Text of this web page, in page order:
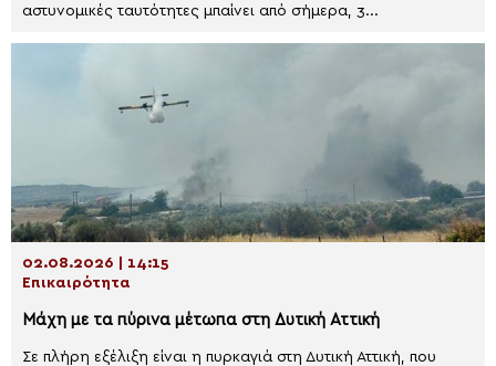
αστυνομικές ταυτότητες μπαίνει από σήμερα, 3...
02.08.2026 | 14:15
Επικαιρότητα
Μάχη με τα πύρινα μέτωπα στη Δυτική Αττική
Σε πλήρη εξέλιξη είναι η πυρκαγιά στη Δυτική Αττική, που